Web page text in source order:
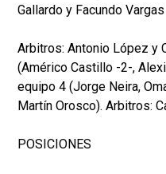
Gallardo y Facundo
Arbitros: Antonio López y
(Américo Castillo -2-,
equipo 4 (Jorge Neira,
Martín Orosco). Arbitros:
POSICIONES